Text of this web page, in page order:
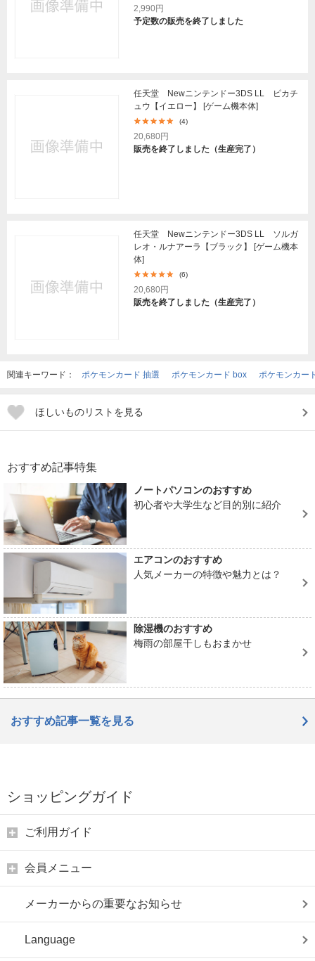
2,990円
予定数の販売を終了しました
任天堂 Newニンテンドー3DS LL ピカチ
ュウ【イエロー】 [ゲーム機本体]
(4)
20,680円
販売を終了しました（生産完了）
任天堂 Newニンテンドー3DS LL ソルガ
レオ・ルナアーラ【ブラック】 [ゲーム機本
体]
(6)
20,680円
販売を終了しました（生産完了）
関連キーワード： ポケモンカード 抽選 ポケモンカード box ポケモンカー
ほしいものリストを見る
おすすめ記事特集
ノートパソコンのおすすめ
初心者や大学生など目的別に紹介
エアコンのおすすめ
人気メーカーの特徴や魅力とは？
除湿機のおすすめ
梅雨の部屋干しもおまかせ
おすすめ記事一覧を見る
ショッピングガイド
ご利用ガイド
会員メニュー
メーカーからの重要なお知らせ
Language